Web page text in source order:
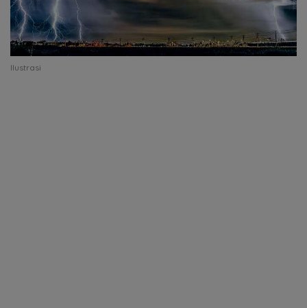
Ilustrasi